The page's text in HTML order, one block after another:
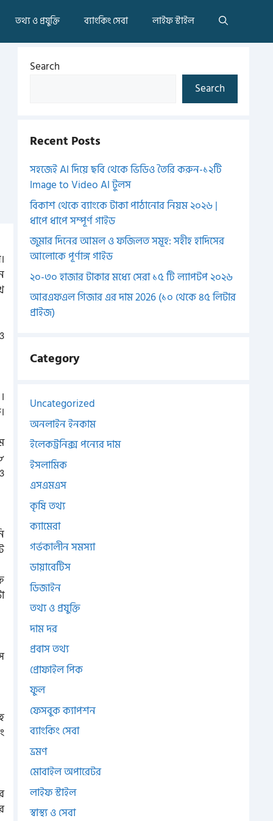
তথ্য ও প্রযুক্তি ব্যাংকিং সেবা লাইফ স্টাইল
Search
Search
Recent Posts
সহজেই AI দিয়ে ছবি থেকে ভিডিও তৈরি করুন-১২টি
Image to Video AI টুলস
বিকাশ থেকে ব্যাংকে টাকা পাঠানোর নিয়ম ২০২৬ |
ধাপে ধাপে সম্পূর্ণ গাইড
জুমার দিনের আমল ও ফজিলত সমূহ: সহীহ হাদিসের
আলোকে পূর্ণাঙ্গ গাইড
২০-৩০ হাজার টাকার মধ্যে সেরা ১৫ টি ল্যাপটপ ২০২৬
আরএফএল গিজার এর দাম 2026 (১০ থেকে ৪৫ লিটার
প্রাইজ)
Category
Uncategorized
অনলাইন ইনকাম
ইলেকট্রনিক্স পন্যের দাম
ইসলামিক
এসএমএস
কৃষি তথ্য
ক্যামেরা
গর্ভকালীন সমস্যা
ডায়াবেটিস
ডিজাইন
তথ্য ও প্রযুক্তি
দাম দর
প্রবাস তথ্য
প্রোফাইল পিক
ফুল
ফেসবুক ক্যাপশন
ব্যাংকিং সেবা
ভ্রমণ
মোবাইল অপারেটর
লাইফ স্টাইল
স্বাস্থ্য ও সেবা